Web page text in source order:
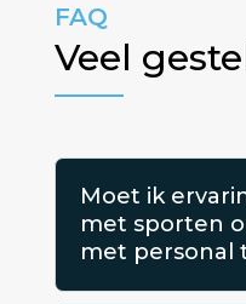
FAQ
Veel
Moet ik
met sporten
met personal